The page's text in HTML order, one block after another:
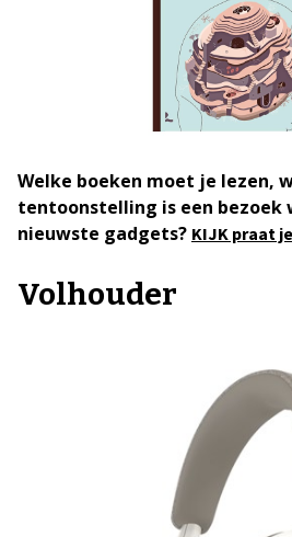
Welke boeken moet je lezen,
tentoonstelling is een bezoek
nieuwste gadgets? KIJK praat
Volhouder